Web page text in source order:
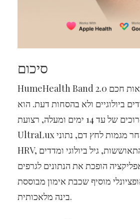
סיכום
HumeHealth Band 2.0 הוא צמיד בריאות חכם
ביולוגיים ולא בהסחות דעת. הוא
מציע חיי סוללה ארוכים של עד 14 ימים ומעלה, רצועת
UltraLux משופרת, מעקב אחר מגמות לחץ דם, נתוני
HRV, קצב לב, שינה, התאוששות, גיל ביולוגי ומדדים
הופכת את הנתונים לגרפים
מוסיף שכבת אימון מבוססת
בינה מלאכותית.